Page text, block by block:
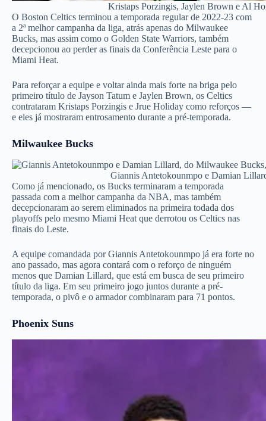
Kristaps Porzingis, Jaylen Brown e Al
O Boston Celtics terminou a temporada regular de 2022-23 com
a 2ª melhor campanha da liga, atrás apenas do Milwaukee
Bucks, mas assim como o Golden State Warriors, também
decepcionou ao perder as finais da Conferência Leste para o
Miami Heat.
Para reforçar a equipe e voltar ainda mais forte na briga pelo
primeiro título de Jayson Tatum e Jaylen Brown, os Celtics
contrataram Kristaps Porzingis e Jrue Holiday como reforços —
e eles já mostraram entrosamento durante a pré-temporada.
Milwaukee Bucks
Giannis Antetokounmpo e Damian
Como já mencionado, os Bucks terminaram a temporada
passada com a melhor campanha da NBA, mas também
decepcionaram ao serem eliminados na primeira todada dos
playoffs pelo mesmo Miami Heat que derrotou os Celtics nas
finais do Leste.
A equipe comandada por Giannis Antetokounmpo já era forte no
ano passado, mas agora contará com o reforço de ninguém
menos que Damian Lillard, que está em busca de seu primeiro
título da liga. Em seu primeiro jogo juntos durante a pré-
temporada, o pivô e o armador combinaram para 71 pontos.
Phoenix Suns